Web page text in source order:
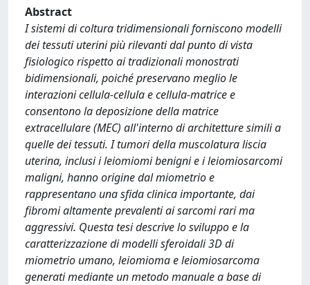
Abstract
I sistemi di coltura tridimensionali forniscono modelli
dei tessuti uterini più rilevanti dal punto di vista
fisiologico rispetto ai tradizionali monostrati
bidimensionali, poiché preservano meglio le
interazioni cellula-cellula e cellula-matrice e
consentono la deposizione della matrice
extracellulare (MEC) all'interno di architetture simili a
quelle dei tessuti. I tumori della muscolatura liscia
uterina, inclusi i leiomiomi benigni e i leiomiosarcomi
maligni, hanno origine dal miometrio e
rappresentano una sfida clinica importante, dai
fibromi altamente prevalenti ai sarcomi rari ma
aggressivi. Questa tesi descrive lo sviluppo e la
caratterizzazione di modelli sferoidali 3D di
miometrio umano, leiomioma e leiomiosarcoma
generati mediante un metodo manuale a base di